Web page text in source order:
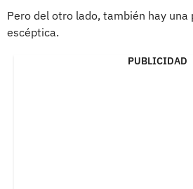
Pero del otro lado, también hay una
escéptica.
PUBLICIDAD